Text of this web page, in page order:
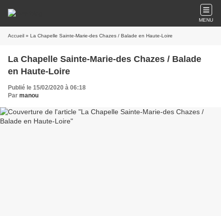
MENU
Accueil » La Chapelle Sainte-Marie-des Chazes / Balade en Haute-Loire
La Chapelle Sainte-Marie-des Chazes / Balade
en Haute-Loire
Publié le 15/02/2020 à 06:18
Par manou